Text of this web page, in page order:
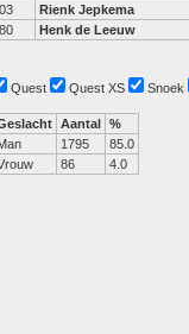
Rienk Jepkema
Henk de Leeuw
Quest Quest XS Snoek
Aantal %
1795
85.0
86 4.0